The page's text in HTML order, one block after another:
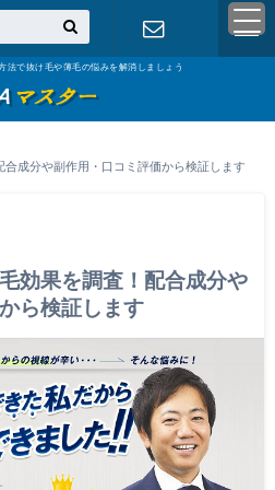
法で抜け毛や薄毛の悩みを解消しましょう
成分や副作用・口コミ評価から検証します
効果を調査！配合成分や
ら検証します